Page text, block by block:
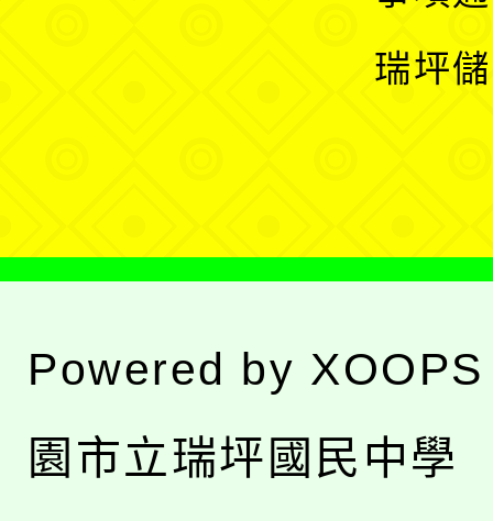
瑞坪
Powered by XOOPS
園市立瑞坪國民中學